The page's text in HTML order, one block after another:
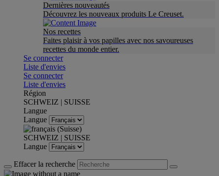
Dernières nouveautés
Découvrez les nouveaux produits Le Creuset.
Nos recettes
Faites plaisir à vos papilles avec nos savoureuses
recettes du monde entier.
Se connecter
Liste d'envies
Se connecter
Liste d'envies
Région
SCHWEIZ | SUISSE
Langue
Langue
SCHWEIZ | SUISSE
Langue
Effacer la recherche